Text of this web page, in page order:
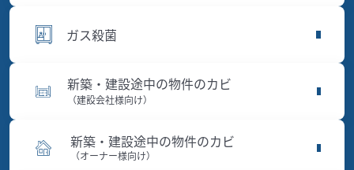
ガス殺菌
新築・建設途中の物件のカビ
（建設会社様向け）
新築・建設途中の物件のカビ
（オーナー様向け）